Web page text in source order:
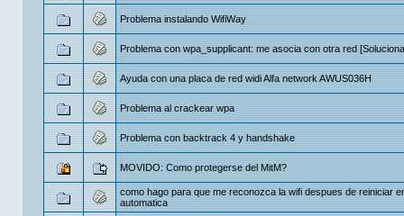
Problema instalando WifiWay
Problema con wpa_supplicant: me asocia con otra red
Ayuda con una placa de red widi Alfa network AWUS036H
Problema al crackear wpa
Problema con backtrack 4 y handshake
MOVIDO: Como protegerse del MitM?
como hago para que me reconozca la wifi despues de reiniciar
automatica